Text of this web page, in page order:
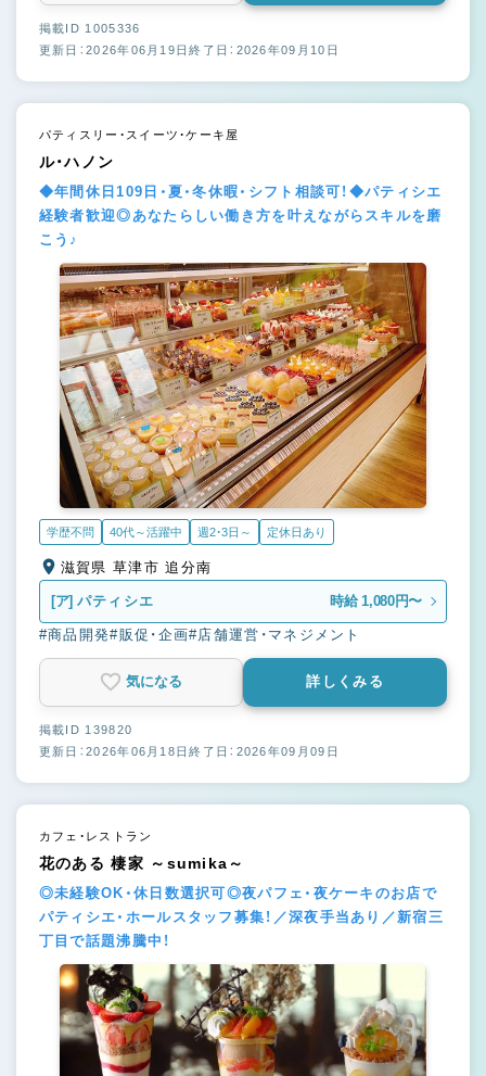
掲載ID 1005336
更新日：2026年06月19日終了日：2026年09月10日
パティスリー・スイーツ・ケーキ屋
ル・ハノン
◆年間休日109日・夏・冬休暇・シフト相談可！◆パティシエ
経験者歓迎◎あなたらしい働き方を叶えながらスキルを磨
こう♪
学歴不問 40代～活躍中 週2・3日～ 定休日あり
滋賀県 草津市 追分南
[ア] パティシエ 時給 1,080円〜
#商品開発#販促・企画#店舗運営・マネジメント
気になる 詳しくみる
掲載ID 139820
更新日：2026年06月18日終了日：2026年09月09日
カフェ・レストラン
花のある 棲家 ～sumika～
◎未経験OK・休日数選択可◎夜パフェ・夜ケーキのお店で
パティシエ・ホールスタッフ募集！／深夜手当あり／新宿三
丁目で話題沸騰中！